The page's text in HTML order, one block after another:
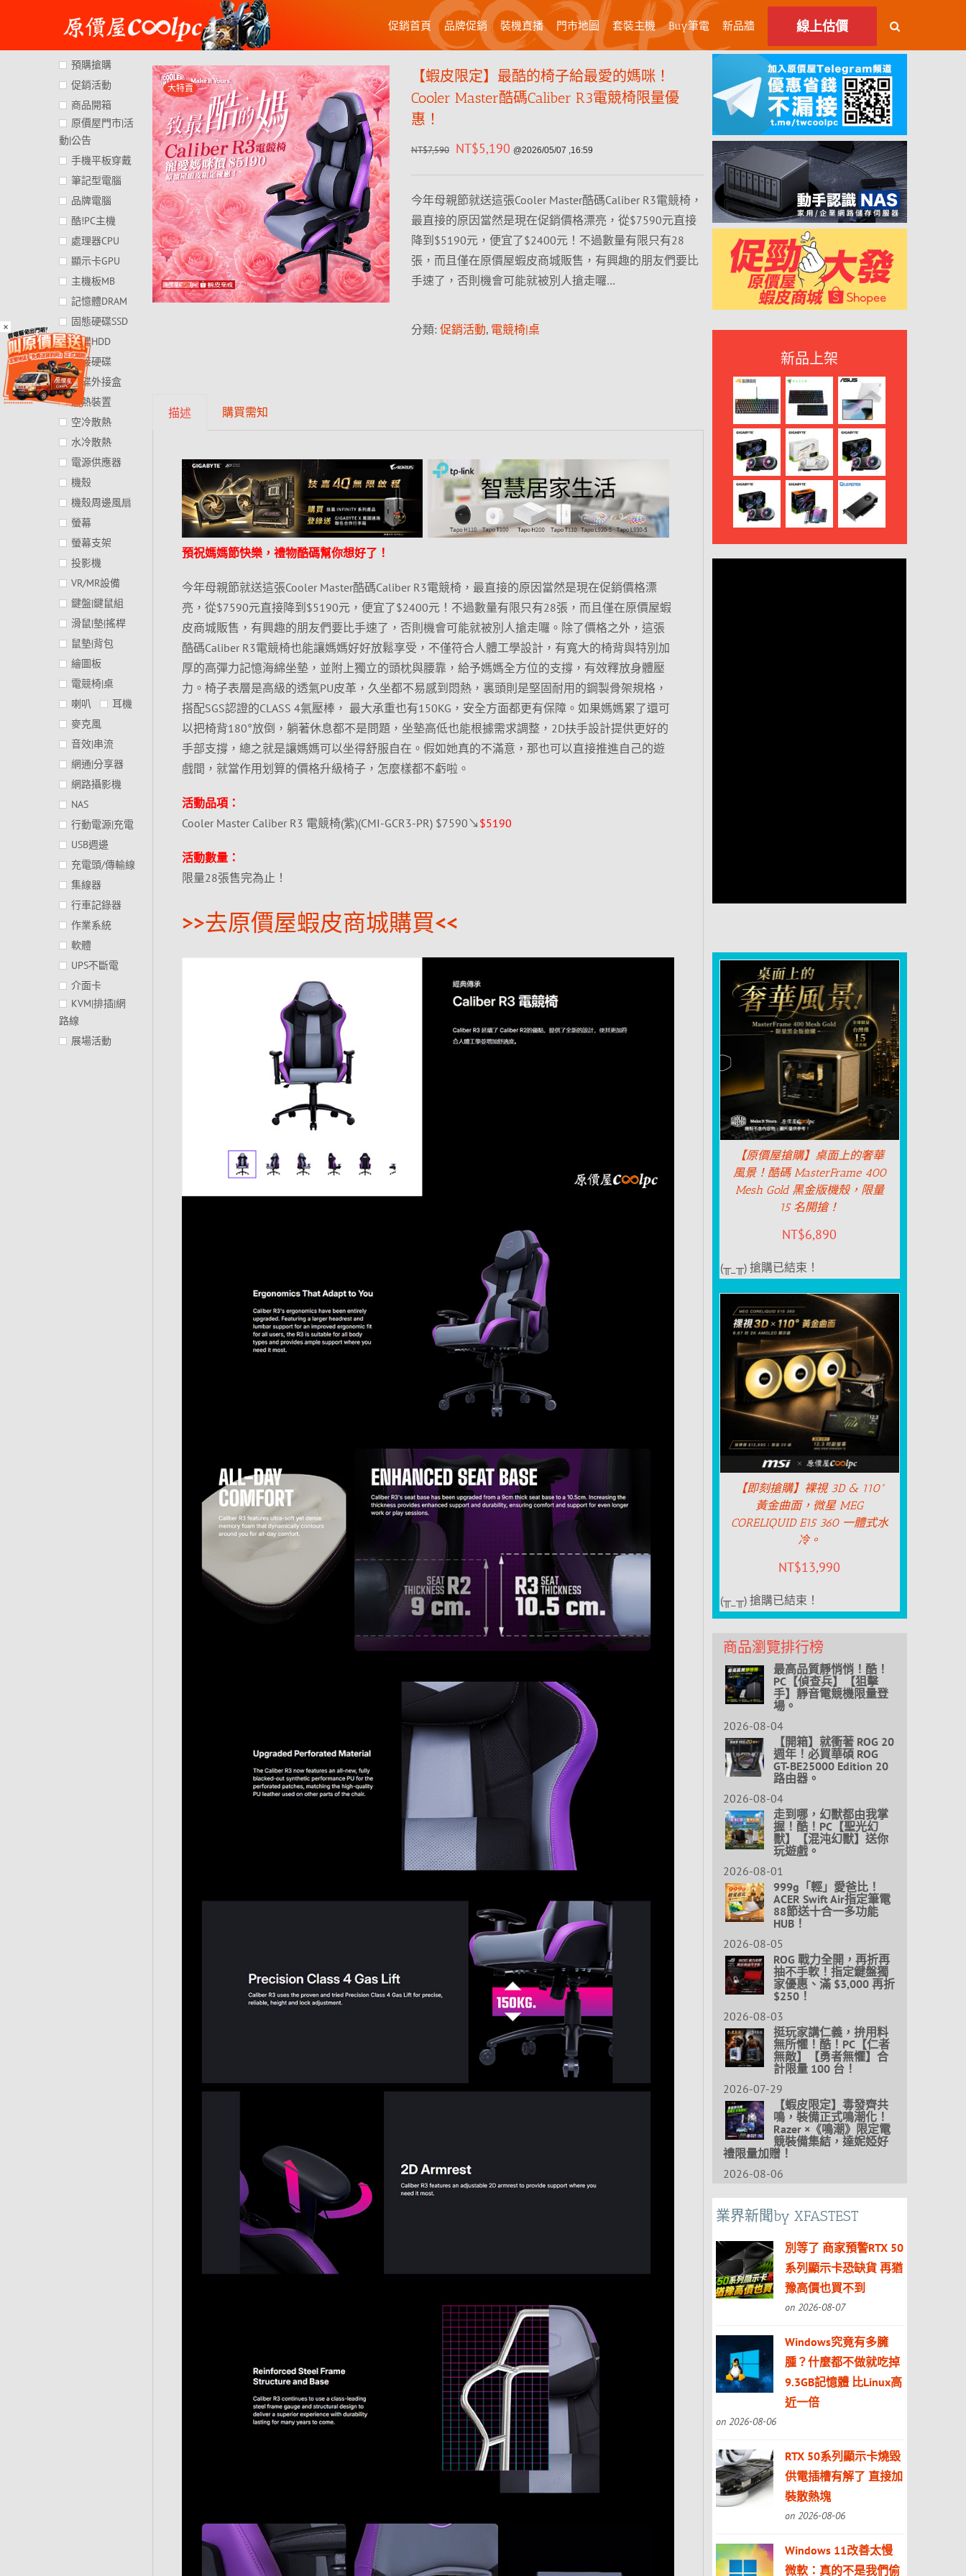
×
content
促銷首頁 品牌促銷 裝機直播 門市地圖 套裝主機 Buy筆電 新品牆 線上估價
大特賣
【蝦皮限定】最酷的椅子給最愛的媽咪！
Cooler Master酷碼Caliber R3電競椅限量優
惠！
NT$7,590 NT$5,190 @2026/05/07 ,16:59
今年母親節就送這張Cooler Master酷碼Caliber R3電競椅，
最直接的原因當然是現在促銷價格漂亮，從$7590元直接
降到$5190元，便宜了$2400元！不過數量有限只有28
張，而且僅在原價屋蝦皮商城販售，有興趣的朋友們要比
手速了，否則機會可能就被別人搶走囉…
分類: 促銷活動, 電競椅|桌
描述 購買需知
預祝媽媽節快樂，禮物酷碼幫你想好了！
今年母親節就送這張Cooler Master酷碼Caliber R3電競椅，最直接的原因當然是現在促銷價格漂
亮，從$7590元直接降到$5190元，便宜了$2400元！不過數量有限只有28張，而且僅在原價屋蝦
皮商城販售，有興趣的朋友們要比手速了，否則機會可能就被別人搶走囉。除了價格之外，這張
酷碼Caliber R3電競椅也能讓媽媽好好放鬆享受，不僅符合人體工學設計，有寬大的椅背與特別加
厚的高彈力記憶海綿坐墊，並附上獨立的頭枕與腰靠，給予媽媽全方位的支撐，有效釋放身體壓
力。椅子表層是高級的透氣PU皮革，久坐都不易感到悶熱，裏頭則是堅固耐用的鋼製骨架規格，
搭配SGS認證的CLASS 4氣壓棒， 最大承重也有150KG，安全方面都更有保障。如果媽媽累了還可
以把椅背180°放倒，躺著休息都不是問題，坐墊高低也能根據需求調整，2D扶手設計提供更好的
手部支撐，總之就是讓媽媽可以坐得舒服自在。假如她真的不滿意，那也可以直接推進自己的遊
戲間，就當作用划算的價格升級椅子，怎麼樣都不虧啦。
活動品項：
Cooler Master Caliber R3 電競椅(紫)(CMI-GCR3-PR) $7590↘ $5190
活動數量：
限量28張售完為止！
>>去原價屋蝦皮商城購買<<
預購搶購
促銷活動
商品開箱
原價屋門市|活
動|公告
手機平板穿戴
筆記型電腦
品牌電腦
酷!PC主機
處理器CPU
顯示卡GPU
主機板MB
記憶體DRAM
固態硬碟SSD
硬碟HDD
外接硬碟
硬碟外接盒
散熱裝置
空冷散熱
水冷散熱
電源供應器
機殼
機殼周邊風扇
螢幕
螢幕支架
投影機
VR/MR設備
鍵盤|鍵鼠組
滑鼠|墊|搖桿
鼠墊|背包
繪圖板
電競椅|桌
喇叭
耳機
麥克風
音效|串流
網通|分享器
網路攝影機
NAS
行動電源|充電
USB週邊
充電頭/傳輸線
集線器
行車記錄器
作業系統
軟體
UPS不斷電
介面卡
KVM|排插|網
路線
展場活動
新品上架
【原價屋搶購】桌面上的奢華
風景！酷碼 MasterFrame 400
Mesh Gold 黑金版機殼，限量
15 名開搶！
NT$6,890
(╥_╥) 搶購已結束！
【即刻搶購】裸視 3D & 110°
黃金曲面，微星 MEG
CORELIQUID E15 360 一體式水
冷。
NT$13,990
(╥_╥) 搶購已結束！
商品瀏覽排行榜
最高品質靜悄悄！酷！
PC【偵查兵】【狙擊
手】靜音電競機限量登
場。
2026-08-04
【開箱】就衝著 ROG 20
週年！必買華碩 ROG
GT-BE25000 Edition 20
路由器。
2026-08-04
走到哪，幻獸都由我掌
握！酷！PC【聖光幻
獸】【混沌幻獸】送你
玩遊戲。
2026-08-01
999g「輕」愛爸比！
ACER Swift Air指定筆電
88節送十合一多功能
HUB！
2026-08-05
ROG 戰力全開，再折再
抽不手軟！指定鍵盤獨
家優惠、滿 $3,000 再折
$250！
2026-08-03
挺玩家講仁義，拚用料
無所懼！酷！PC【仁者
無敵】【勇者無懼】合
計限量 100 台！
2026-07-29
【蝦皮限定】毒發齊共
鳴，裝備正式鳴潮化！
Razer ×《鳴潮》限定電
競裝備集結，達妮婭好
禮限量加贈！
2026-08-06
業界新聞by XFASTEST
別等了 商家預警RTX 50
系列顯示卡恐缺貨 再猶
豫高價也買不到
on 2026-08-07
Windows究竟有多臃
腫？什麼都不做就吃掉
9.3GB記憶體 比Linux高
近一倍
on 2026-08-06
RTX 50系列顯示卡燒毀
供電插槽有解了 直接加
裝散熱塊
on 2026-08-06
Windows 11改善太慢
微軟：真的不是我們偷